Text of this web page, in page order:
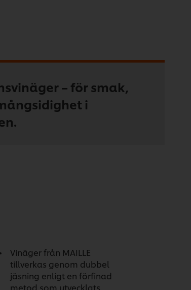
– för smak,
i
Vinäger från MAILLE
tillverkas genom dubbel
jäsning enligt en förfinad
metod som utvecklats